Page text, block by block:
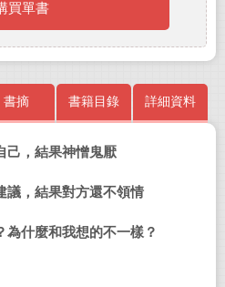
買單書
書摘 書籍目錄 詳細資料
己，結果神憎鬼厭
議，結果對方還不領情
為什麼和我想的不一樣？